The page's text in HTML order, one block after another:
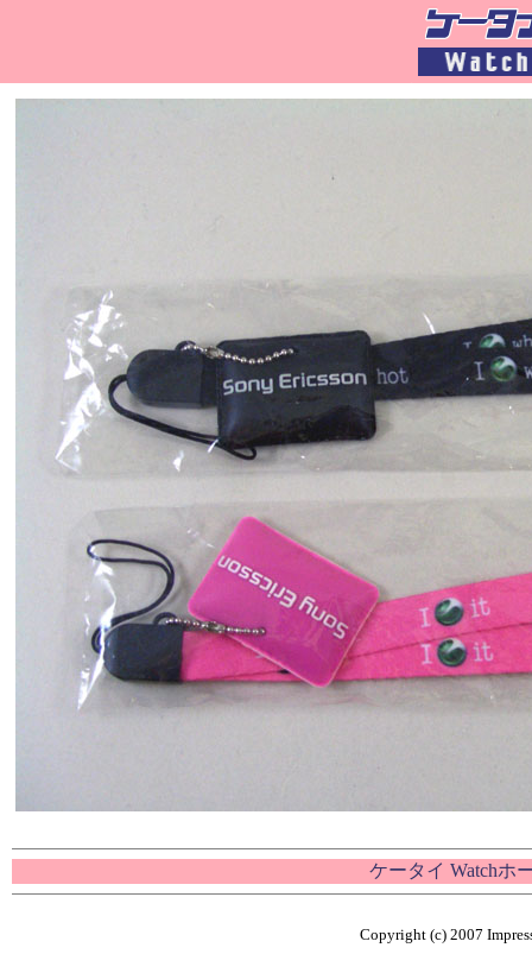
ケータイ Watchホ
Copyright (c) 2007